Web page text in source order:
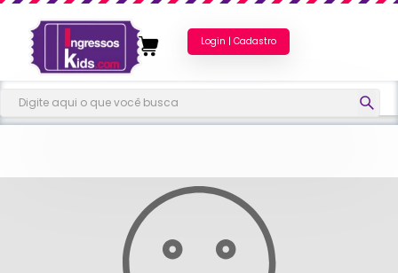
Login | Cadastro